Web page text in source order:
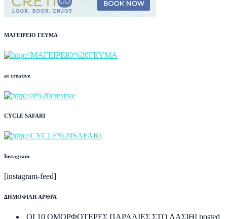
ΜΑΓΕΙΡΕΙΟ ΓΕΥΜΑ
at creative
CYCLE SAFARI
Instagram
[instagram-feed]
ΔΗΜΟΦΙΛΗ ΑΡΘΡΑ
ΟΙ 10 ΟΜΟΡΦΟΤΕΡΕΣ ΠΑΡΑΛΙΕΣ ΣΤΟ ΛΑΣΙΘΙ posted